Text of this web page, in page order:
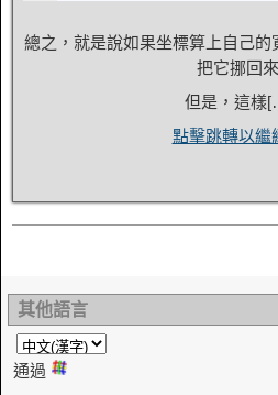
總之，就是說如果坐標算上自己
把它挪回來
但是，這
點擊跳轉以繼
其他語言
通過